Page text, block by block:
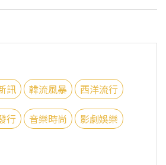
訊 韓流風暴 西洋流行
行 音樂時尚 影劇娛樂